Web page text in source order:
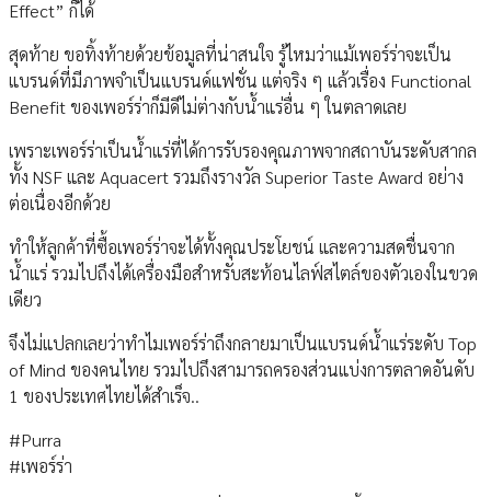
Effect” ก็ได้
สุดท้าย ขอทิ้งท้ายด้วยข้อมูลที่น่าสนใจ รู้ไหมว่าแม้เพอร์ร่าจะเป็น
แบรนด์ที่มีภาพจำเป็นแบรนด์แฟชั่น แต่จริง ๆ แล้วเรื่อง Functional
Benefit ของเพอร์ร่าก็มีดีไม่ต่างกับน้ำแร่อื่น ๆ ในตลาดเลย
เพราะเพอร์ร่าเป็นน้ำแร่ที่ได้การรับรองคุณภาพจากสถาบันระดับสากล
ทั้ง NSF และ Aquacert รวมถึงรางวัล Superior Taste Award อย่าง
ต่อเนื่องอีกด้วย
ทำให้ลูกค้าที่ซื้อเพอร์ร่าจะได้ทั้งคุณประโยชน์ และความสดชื่นจาก
น้ำแร่ รวมไปถึงได้เครื่องมือสำหรับสะท้อนไลฟ์สไตล์ของตัวเองในขวด
เดียว
จึงไม่แปลกเลยว่าทำไมเพอร์ร่าถึงกลายมาเป็นแบรนด์น้ำแร่ระดับ Top
of Mind ของคนไทย รวมไปถึงสามารถครองส่วนแบ่งการตลาดอันดับ
1 ของประเทศไทยได้สำเร็จ..
#Purra
#เพอร์ร่า